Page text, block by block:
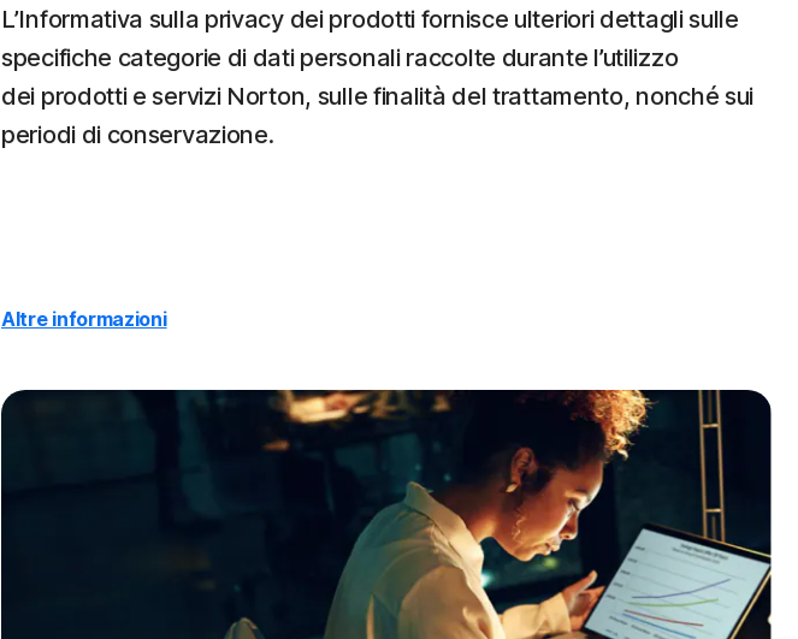
L’Informativa sulla privacy dei prodotti fornisce ulteriori dettagli sulle
specifiche categorie di dati personali raccolte durante l’utilizzo
dei prodotti e servizi Norton, sulle finalità del trattamento, nonché sui
periodi di conservazione.
Altre informazioni